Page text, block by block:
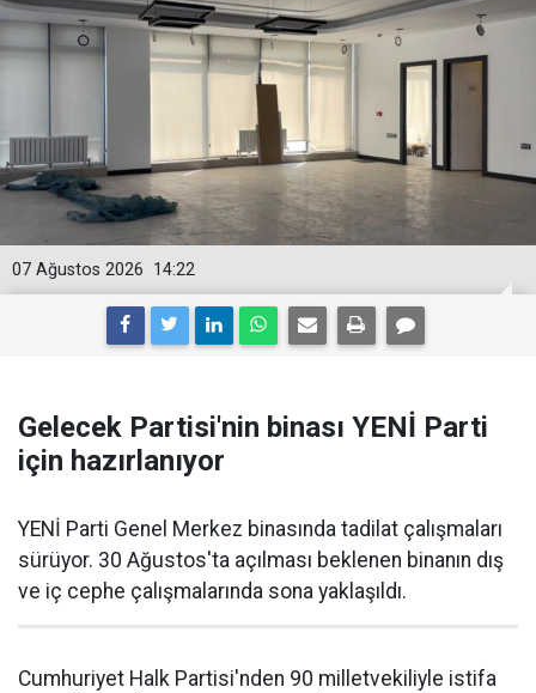
14:22
07 Ağustos 2026
Gelecek Partisi'nin binası YENİ Parti
için hazırlanıyor
YENİ Parti Genel Merkez binasında tadilat çalışmaları
sürüyor. 30 Ağustos'ta açılması beklenen binanın dış
ve iç cephe çalışmalarında sona yaklaşıldı.
Cumhuriyet Halk Partisi'nden 90 milletvekiliyle istifa